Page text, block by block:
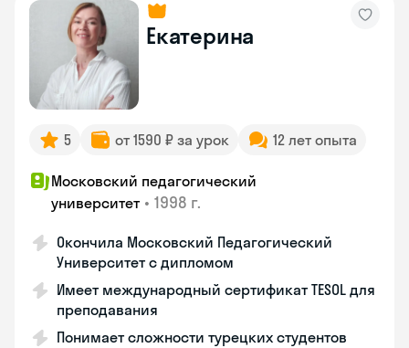
Екатерина
5 от 1590 ₽ за урок 12 лет опыта
Московский педагогический
университет • 1998 г.
Окончила Московский Педагогический
Университет с дипломом
Имеет международный сертификат TESOL для
преподавания
Понимает сложности турецких студентов